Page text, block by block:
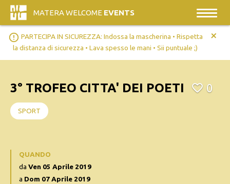
MATERA WELCOME EVENTS
error_outline PARTECIPA IN SICUREZZA: Indossa la mascherina • Rispetta
la distanza di sicurezza • Lava spesso le mani • Sii puntuale ;)
+
3° TROFEO CITTA' DEI POETI 0
SPORT
QUANDO
daVen 05 Aprile 2019
a Dom 07 Aprile 2019